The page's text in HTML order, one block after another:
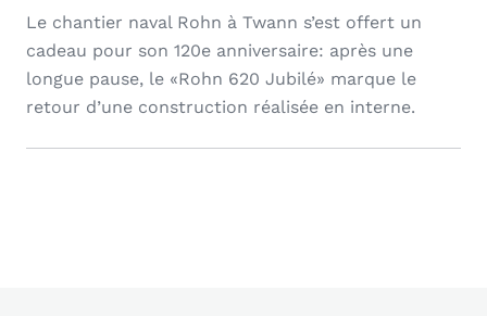
Le chantier naval Rohn à Twann s’est offert un
cadeau pour son 120e anniversaire: après une
longue pause, le «Rohn 620 Jubilé» marque le
retour d’une construction réalisée en interne.